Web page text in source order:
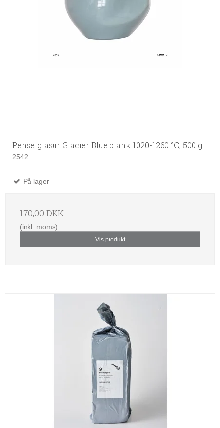
Penselglasur Glacier Blue blank 1020-1260 °C, 500 g
2542
På lager
170,00 DKK
(inkl. moms)
Vis produkt